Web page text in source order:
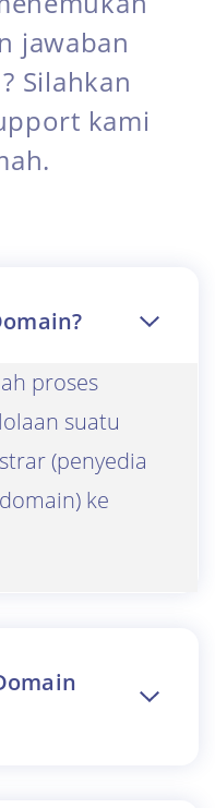
jawaban
Silahkan
kami
proses
suatu
(penyedia
ke